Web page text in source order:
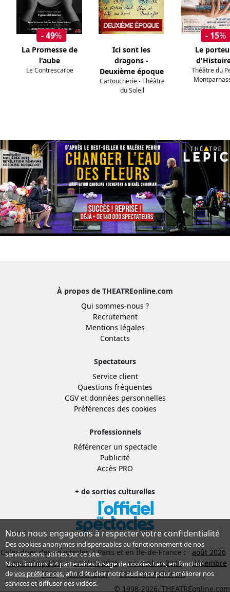
- 49%
La Promesse de
l'aube
Le Contrescarpe
Ici sont les
dragons -
Deuxième époque
Cartoucherie - Théâtre
du Soleil
- 15%
Le
Théâtre du
À propos de THEATREonline.com
Qui sommes-nous ?
Recrutement
Mentions légales
Contacts
Spectateurs
Service client
Questions fréquentes
CGVet données personnelles
Préférences des cookies
Professionnels
Référencer un spectacle
Publicité
Accès PRO
+ de sorties culturelles
Calendrier des spectacles à Paris et en Île-de-France :
août 2026
septembre 2026
octobre 2026 novembre 2026
décembre
2026
janvier 2027
Sélection Adhérent
© 1998-2026, THEATREonline.com
Nous nous engageons à respecter votre confidentialité
Des cookies anonymes indispensables au fonctionnement de nos
services sont utilisés sur ce site.
Nous limitons à4 partenairesl’usage de cookies tiers, en fonction
devos préférences, afin d'étudier notre audience pour améliorer nos
services et diffuser des vidéos.